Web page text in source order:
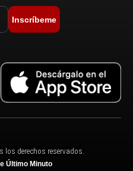
Inscríbeme
los derechos reservados.
Último Minuto